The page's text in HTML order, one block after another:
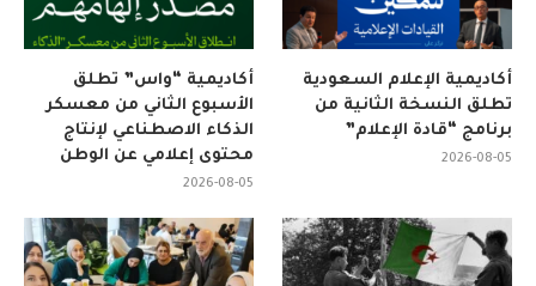
أكاديمية “واس” تطلق
الأسبوع الثاني من معسكر
الذكاء الاصطناعي لإنتاج
محتوى إعلامي عن الوطن
2026-08-05
أكاديمية الإعلام السعودية
تطلق النسخة الثانية من
برنامج “قادة الإعلام”
2026-08-05